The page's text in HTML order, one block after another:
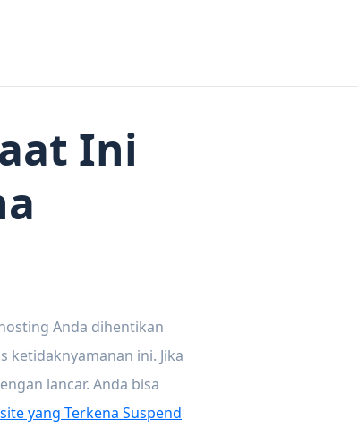
Ini
Anda dihentikan
ketidaknyamanan ini. Jika
lancar. Anda bisa
yang Terkena Suspend